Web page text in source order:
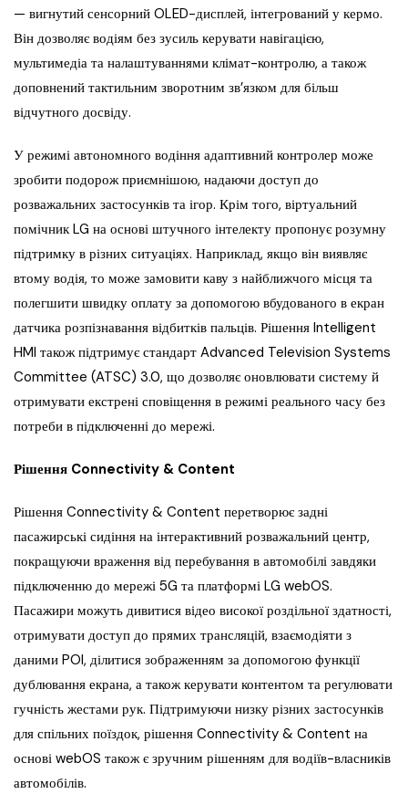
— вигнутий сенсорний OLED-дисплей, інтегрований у кермо.
Він дозволяє водіям без зусиль керувати навігацією,
мультимедіа та налаштуваннями клімат-контролю, а також
доповнений тактильним зворотним зв’язком для більш
відчутного досвіду.
У режимі автономного водіння адаптивний контролер може
зробити подорож приємнішою, надаючи доступ до
розважальних застосунків та ігор. Крім того, віртуальний
помічник LG на основі штучного інтелекту пропонує розумну
підтримку в різних ситуаціях. Наприклад, якщо він виявляє
втому водія, то може замовити каву з найближчого місця та
полегшити швидку оплату за допомогою вбудованого в екран
датчика розпізнавання відбитків пальців. Рішення Intelligent
HMI також підтримує стандарт Advanced Television Systems
Committee (ATSC) 3.0, що дозволяє оновлювати систему й
отримувати екстрені сповіщення в режимі реального часу без
потреби в підключенні до мережі.
Рішення Connectivity & Content
Рішення Connectivity & Content перетворює задні
пасажирські сидіння на інтерактивний розважальний центр,
покращуючи враження від перебування в автомобілі завдяки
підключенню до мережі 5G та платформі LG webOS.
Пасажири можуть дивитися відео високої роздільної здатності,
отримувати доступ до прямих трансляцій, взаємодіяти з
даними POI, ділитися зображенням за допомогою функції
дублювання екрана, а також керувати контентом та регулювати
гучність жестами рук. Підтримуючи низку різних застосунків
для спільних поїздок, рішення Connectivity & Content на
основі webOS також є зручним рішенням для водіїв-власників
автомобілів.